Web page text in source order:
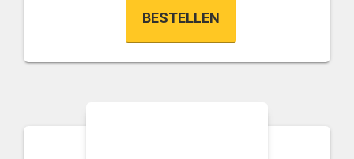
BESTELLEN